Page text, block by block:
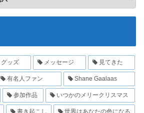
グッズ メッセージ 見てきた
有名人ファン Shane Gaalaas
参加作品 いつかのメリークリスマス
書き起こし 世界はあなたの色になる